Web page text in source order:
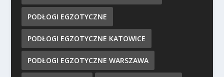
PODŁOGI EGZOTYCZNE
PODŁOGI EGZOTYCZNE KATOWICE
PODŁOGI EGZOTYCZNE WARSZAWA